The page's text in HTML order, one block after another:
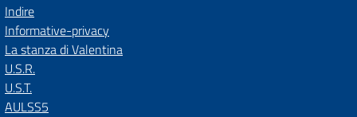
Indire
Informative-privacy
La stanza di Valentina
U.S.R.
U.S.T.
AULSS5